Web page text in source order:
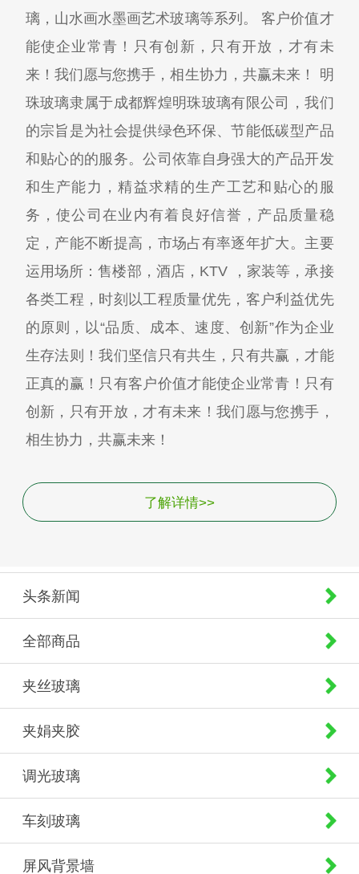
璃，山水画水墨画艺术玻璃等系列。 客户价值才
能使企业常青！只有创新，只有开放，才有未
来！我们愿与您携手，相生协力，共赢未来！ 明
珠玻璃隶属于成都辉煌明珠玻璃有限公司，我们
的宗旨是为社会提供绿色环保、节能低碳型产品
和贴心的的服务。公司依靠自身强大的产品开发
和生产能力，精益求精的生产工艺和贴心的服
务，使公司在业内有着良好信誉，产品质量稳
定，产能不断提高，市场占有率逐年扩大。主要
运用场所：售楼部，酒店，KTV ，家装等，承接
各类工程，时刻以工程质量优先，客户利益优先
的原则，以“品质、成本、速度、创新”作为企业
生存法则！我们坚信只有共生，只有共赢，才能
正真的赢！只有客户价值才能使企业常青！只有
创新，只有开放，才有未来！我们愿与您携手，
相生协力，共赢未来！
了解详情>>
头条新闻
全部商品
夹丝玻璃
夹娟夹胶
调光玻璃
车刻玻璃
屏风背景墙